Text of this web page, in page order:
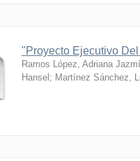
"Proyecto Ejecutivo
Ramos López, Adriana
Hansel ; Martínez Sánchez,